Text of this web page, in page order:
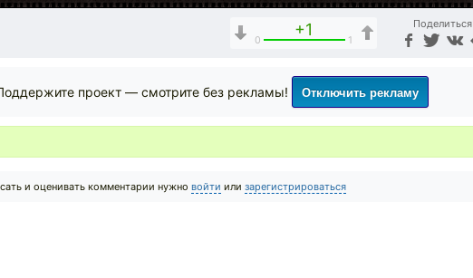
+1
0 1
Поделиться
проект — смотрите без рекламы! Отключить рекламу
и оценивать комментарии нужно войти или зарегистрироваться